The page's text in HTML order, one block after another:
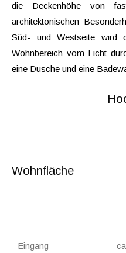
die Deckenhöhe von
architektonischen
Süd- und Westseite wird
Wohnbereich vom Licht
eine Dusche und eine
Wohnfläche
Eingang